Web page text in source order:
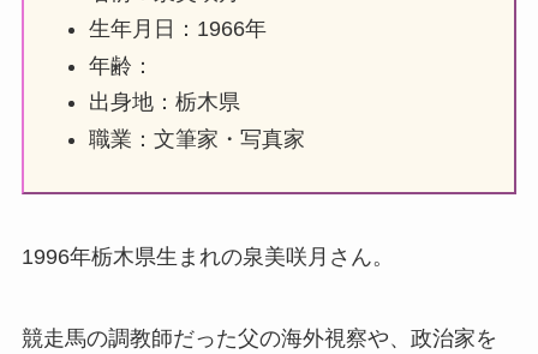
生年月日：1966年
年齢：
出身地：栃木県
職業：文筆家・写真家
1996年栃木県生まれの泉美咲月さん。
競走馬の調教師だった父の海外視察や、政治家を